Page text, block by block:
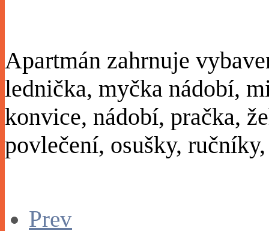
Apartmán zahrnuje
lednička, myčka nádobí,
konvice, nádobí, pračka,
povlečení, osušky,
Prev